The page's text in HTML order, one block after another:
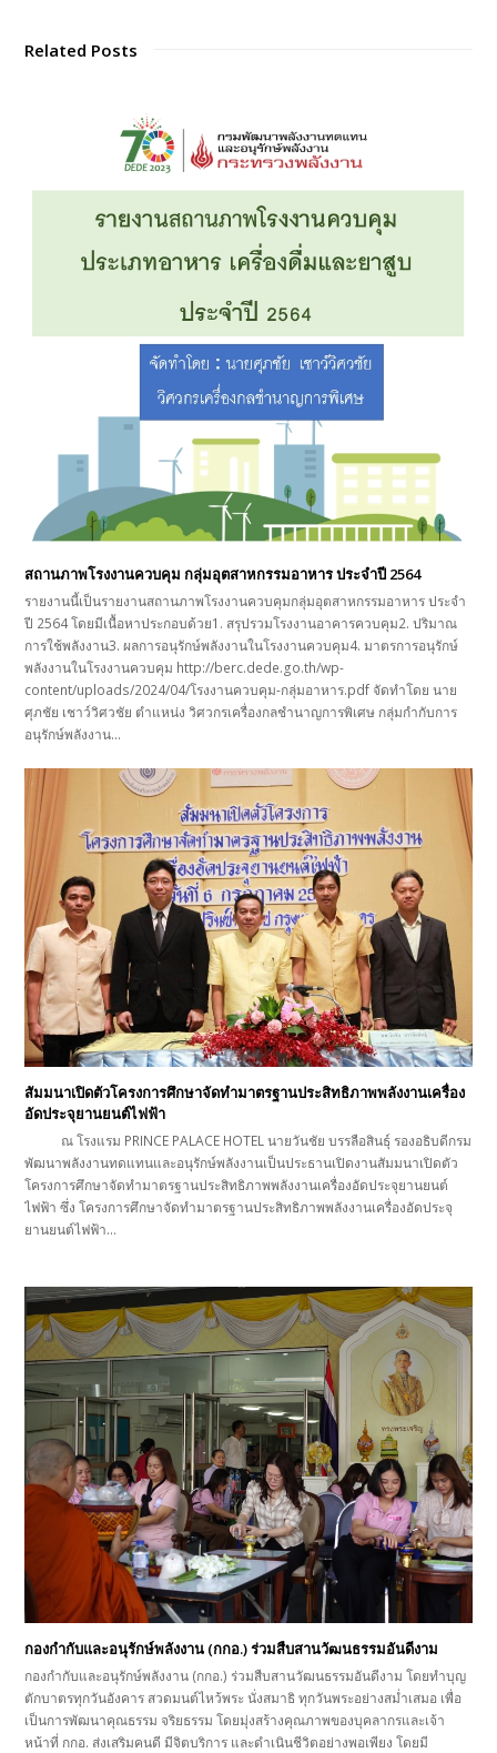
Related Posts
สถานภาพโรงงานควบคุม กลุ่มอุตสาหกรรมอาหาร ประจำปี 2564
รายงานนี้เป็นรายงานสถานภาพโรงงานควบคุมกลุ่มอุตสาหกรรมอาหาร ประจำ
ปี 2564 โดยมีเนื้อหาประกอบด้วย1. สรุปรวมโรงงานอาคารควบคุม2. ปริมาณ
การใช้พลังงาน3. ผลการอนุรักษ์พลังงานในโรงงานควบคุม4. มาตรการอนุรักษ์
พลังงานในโรงงานควบคุม http://berc.dede.go.th/wp-
content/uploads/2024/04/โรงงานควบคุม-กลุ่มอาหาร.pdf จัดทำโดย นาย
ศุภชัย เชาว์วิศวชัย ตำแหน่ง วิศวกรเครื่องกลชำนาญการพิเศษ กลุ่มกำกับการ
อนุรักษ์พลังงาน…
สัมมนาเปิดตัวโครงการศึกษาจัดทำมาตรฐานประสิทธิภาพพลังงานเครื่อง
อัดประจุยานยนต์ไฟฟ้า
ณ โรงแรม PRINCE PALACE HOTEL นายวันชัย บรรลือสินธุ์ รองอธิบดีกรม
พัฒนาพลังงานทดแทนและอนุรักษ์พลังงานเป็นประธานเปิดงานสัมมนาเปิดตัว
โครงการศึกษาจัดทำมาตรฐานประสิทธิภาพพลังงานเครื่องอัดประจุยานยนต์
ไฟฟ้า ซึ่ง โครงการศึกษาจัดทำมาตรฐานประสิทธิภาพพลังงานเครื่องอัดประจุ
ยานยนต์ไฟฟ้า…
กองกำกับและอนุรักษ์พลังงาน (กกอ.) ร่วมสืบสานวัฒนธรรมอันดีงาม
กองกำกับและอนุรักษ์พลังงาน (กกอ.) ร่วมสืบสานวัฒนธรรมอันดีงาม โดยทำบุญ
ตักบาตรทุกวันอังคาร สวดมนต์ไหว้พระ นั่งสมาธิ ทุกวันพระอย่างสม่ำเสมอ เพื่อ
เป็นการพัฒนาคุณธรรม จริยธรรม โดยมุ่งสร้างคุณภาพของบุคลากรและเจ้า
หน้าที่ กกอ. ส่งเสริมคนดี มีจิตบริการ และดำเนินชีวิตอย่างพอเพียง โดยมี